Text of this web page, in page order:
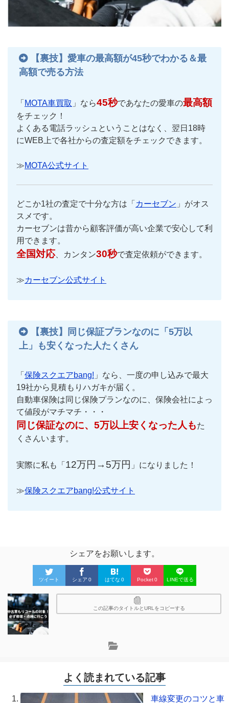
【裏技】愛車の最高額が45秒でわかる＆最
高額で売る方法
「 MOTA車買取 」なら45秒であなたの愛車の最高額
をチェック！
よくある電話ラッシュということはなく、翌日18時
にWEB上で各社からの査定額をチェックできます。
≫MOTA公式サイト
どこか1社の査定で十分な方は「 カーセブン 」がオス
スメです。
カーセブンは昔から顧客評価が高い企業で安心して利
用できます。
全国対応、カンタン30秒で査定依頼ができます。
≫カーセブン公式サイト
【裏技】同じ保証プランなのに「5万以
上」も安くなった人たくさん
「 保険スクエアbang! 」なら、一度の申し込みで最大
19社から見積もりハガキが届く。
自動車保険は同じ保険プランなのに、保険会社によっ
て値段がマチマチ・・・
同じ保証なのに、5万以上安くなった人もた
くさんいます。
実際に私も「 12万円→5万円 」になりました！
≫保険スクエアbang!公式サイト
シェアをお願いします。
ツイート シェア 0 はてな 0 Pocket0 LINEで送る
この記事のタイトルとURLをコピーする
よく読まれている記事
車線変更のコツと車